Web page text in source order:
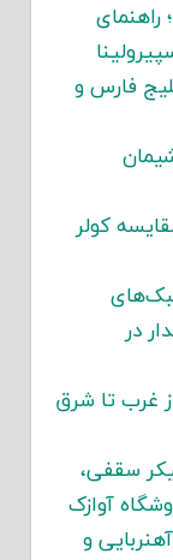
راهنمای
فارس و
کولر
در
غرب تا شرق
سقفی،
آوازک
و